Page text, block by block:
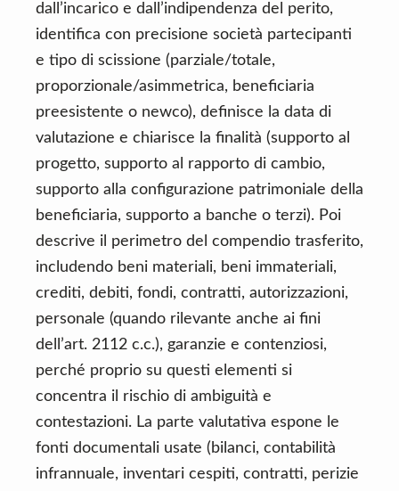
dall’incarico e dall’indipendenza del perito,
identifica con precisione società partecipanti
e tipo di scissione (parziale/totale,
proporzionale/asimmetrica, beneficiaria
preesistente o newco), definisce la data di
valutazione e chiarisce la finalità (supporto al
progetto, supporto al rapporto di cambio,
supporto alla configurazione patrimoniale della
beneficiaria, supporto a banche o terzi). Poi
descrive il perimetro del compendio trasferito,
includendo beni materiali, beni immateriali,
crediti, debiti, fondi, contratti, autorizzazioni,
personale (quando rilevante anche ai fini
dell’art. 2112 c.c.), garanzie e contenziosi,
perché proprio su questi elementi si
concentra il rischio di ambiguità e
contestazioni. La parte valutativa espone le
fonti documentali usate (bilanci, contabilità
infrannuale, inventari cespiti, contratti, perizie